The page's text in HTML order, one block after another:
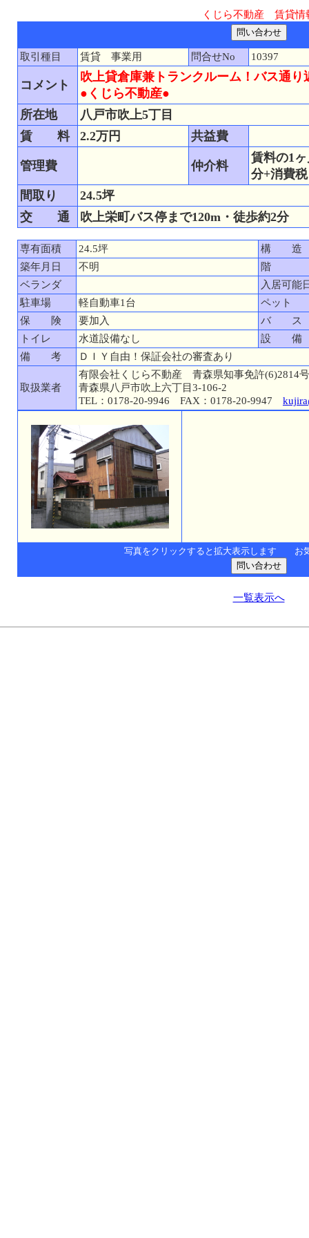
くじら不動産 賃貸情
取引種目 賃貸 事業用 問合せNo 10397
コメント
吹上貸倉庫兼トランクルーム！バス通り
●くじら不動産●
所在地
八戸市吹上5丁目
賃 料
2.2万円 共益費
管理費 仲介料
賃料の1
分+消費税
間取り
24.5坪
交 通
吹上栄町バス停まで120m・徒歩約2分
専有面積 24.5坪
構 造
築年月日
不明
階
ベランダ
入居可能
駐車場
軽自動車1台
ペット
保 険
要加入
バ ス
トイレ
水道設備なし
設 備
備 考
ＤＩＹ自由！保証会社の審査あり
取扱業者
有限会社くじら不動産 青森県知事免許(6)2814号
青森県八戸市吹上六丁目3-106-2
TEL：0178-20-9946 FAX：0178-20-9947
写真をクリックすると拡大表示します お
一覧表示へ